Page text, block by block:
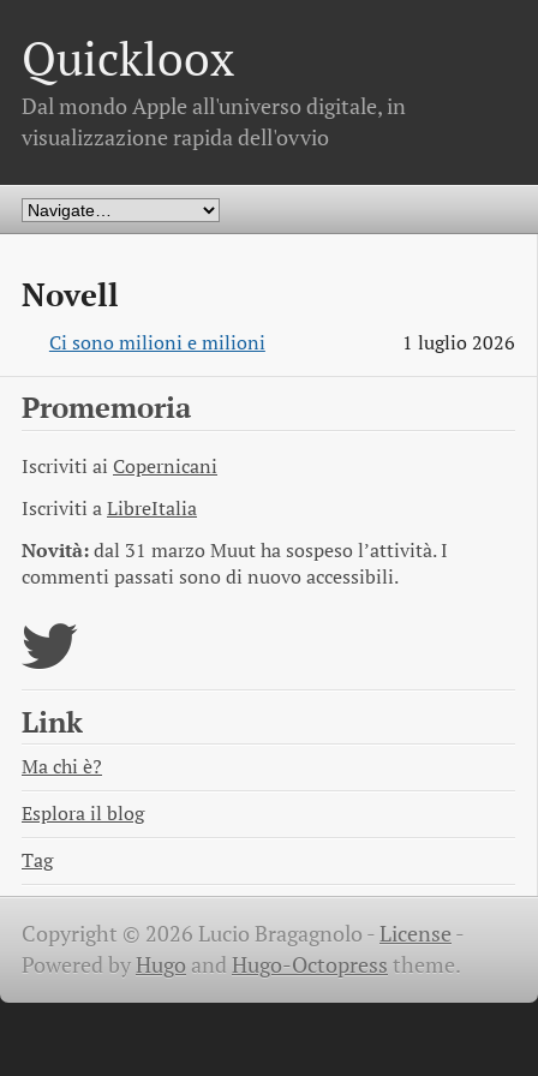
Quickloox
Dal mondo Apple all'universo digitale, in
visualizzazione rapida dell'ovvio
Novell
Ci sono milioni e milioni 1 luglio 2026
Promemoria
Iscriviti ai Copernicani
Iscriviti aLibreItalia
Novità:dal 31 marzo Muut ha sospeso l’attività. I
commenti passati sono di nuovo accessibili.
Link
Ma chi è?
Esplora il blog
Tag
Copyright © 2026 Lucio Bragagnolo -License -
Powered byHugo and Hugo-Octopress theme.